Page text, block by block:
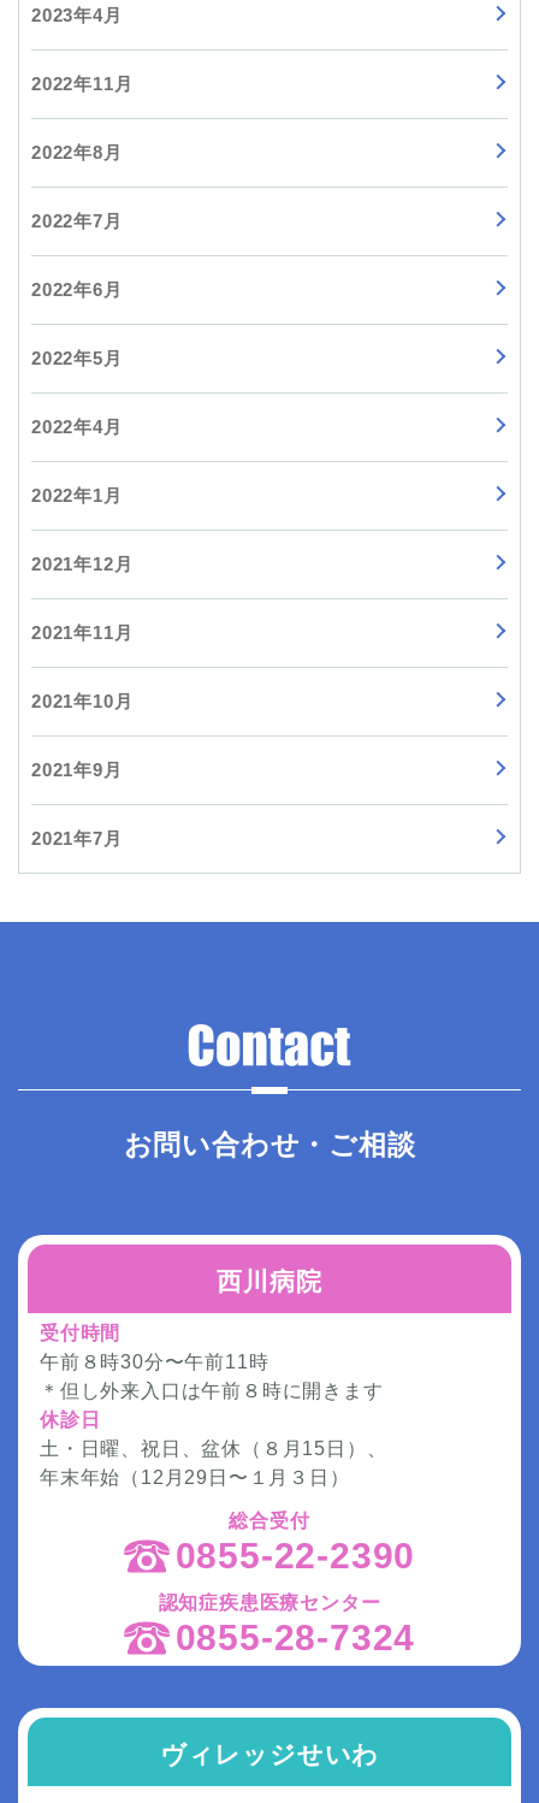
2023年4月
2022年11月
2022年8月
2022年7月
2022年6月
2022年5月
2022年4月
2022年1月
2021年12月
2021年11月
2021年10月
2021年9月
2021年7月
お問い合わせ・ご相談
西川病院
受付時間
午前８時30分〜午前11時
＊但し外来入口は午前８時に開きます
休診日
土・日曜、祝日、盆休（８月15日）、
年末年始（12月29日〜１月３日）
総合受付
0855-22-2390
認知症疾患医療センター
0855-28-7324
ヴィレッジせいわ